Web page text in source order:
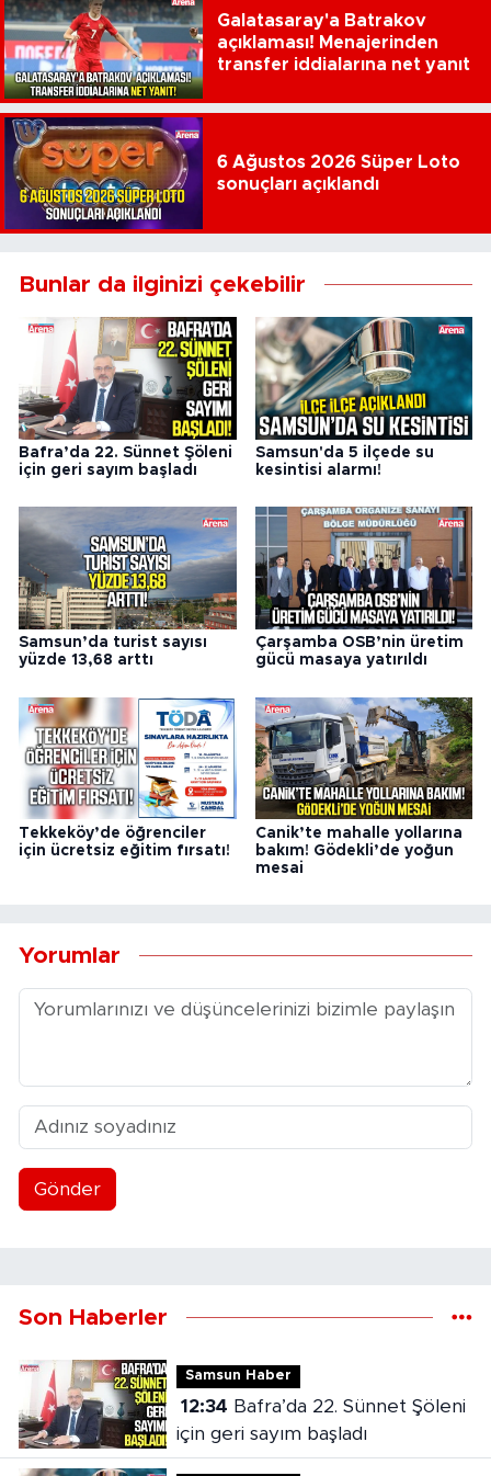
Galatasaray'a Batrakov
açıklaması! Menajerinden
transfer iddialarına net yanıt
6 Ağustos 2026 Süper Loto
sonuçları açıklandı
Bunlar da ilginizi çekebilir
Bafra’da 22. Sünnet Şöleni
için geri sayım başladı
Samsun'da 5 ilçede su
kesintisi alarmı!
Samsun’da turist sayısı
yüzde 13,68 arttı
Çarşamba OSB’nin üretim
gücü masaya yatırıldı
Tekkeköy’de öğrenciler
için ücretsiz eğitim fırsatı!
Canik’te mahalle yollarına
bakım! Gödekli’de yoğun
mesai
Yorumlar
Gönder
Son Haberler
Samsun Haber
12:34
için geri sayım başladı